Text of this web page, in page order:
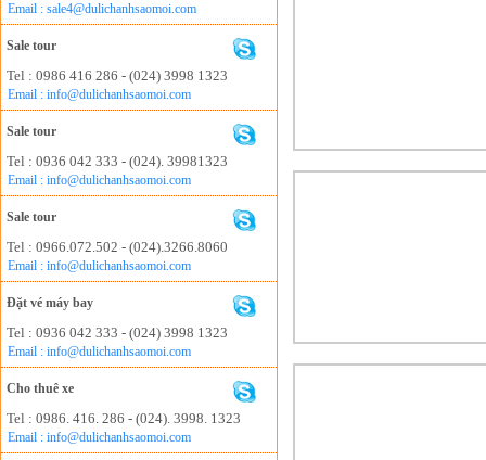
Email : sale4@dulichanhsaomoi.com
Sale tour
Tel : 0986 416 286 - (024) 3998 1323
Email : info@dulichanhsaomoi.com
Sale tour
Tel : 0936 042 333 - (024). 39981323
Email : info@dulichanhsaomoi.com
Sale tour
Tel : 0966.072.502 - (024).3266.8060
Email : info@dulichanhsaomoi.com
Đặt vé máy bay
Tel : 0936 042 333 - (024) 3998 1323
Email : info@dulichanhsaomoi.com
Cho thuê xe
Tel : 0986. 416. 286 - (024). 3998. 1323
Email : info@dulichanhsaomoi.com